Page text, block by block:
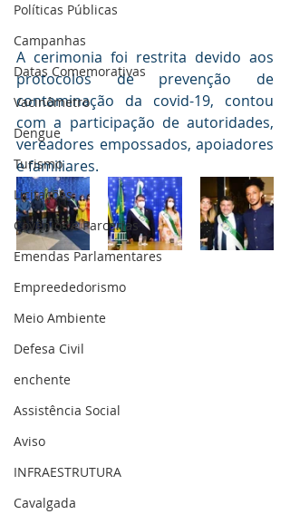
Políticas Públicas
Campanhas
Datas Comemorativas
Vacinômetro
Dengue
Turismo
Licitações
Covênios e Parcerias
Emendas Parlamentares
Empreededorismo
Meio Ambiente
Defesa Civil
enchente
Assistência Social
Aviso
INFRAESTRUTURA
Cavalgada
A cerimonia foi restrita devido aos
protocolos de prevenção de
contaminação da covid-19, contou
com a participação de autoridades,
vereadores empossados, apoiadores
e familiares.